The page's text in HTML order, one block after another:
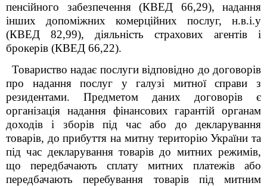
пенсійного забезпечення (КВЕД 66,29), надання
інших допоміжних комерційних послуг, н.в.і.у
(КВЕД 82,99), діяльність страхових агентів і
брокерів (КВЕД 66,22).
Товариство надає послуги відповідно до договорів
про надання послуг у галузі митної справи з
резидентами. Предметом даних договорів є
організація надання фінансових гарантій органам
доходів і зборів під час або до декларування
товарів, до прибуття на митну територію України та
під час декларування товарів до митних режимів,
що передбачають сплату митних платежів або
передбачають перебування товарів під митним